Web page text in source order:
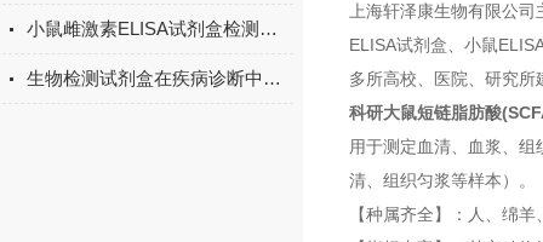
小鼠雌激素ELISA试剂盒检测原理
生物检测试剂盒在疾病诊断中的重要性
上海轩泽康生物有限公
ELISA试剂盒、小鼠
多所高校、医院、研究
科研大鼠短链脂肪酸
用于测定血清、血浆、
清、组织匀浆等样本）。
【种属齐全】：人、绵